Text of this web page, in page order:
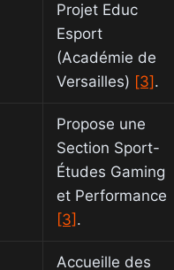
Projet Educ
Esport
(Académie de
Versailles) [3] .
Propose une
Section Sport-
Études Gaming
et Performance
[3] .
Accueille des